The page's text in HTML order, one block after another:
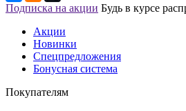
Подписка на акции Будь в курсе
Акции
Новинки
Спецпредложения
Бонусная система
Покупателям